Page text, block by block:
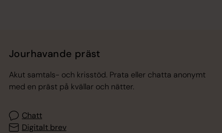
Jourhavande präst
Akut samtals- och krisstöd. Prata eller chatta anonymt
med en präst på kvällar och nätter.
Chatt
Digitalt brev